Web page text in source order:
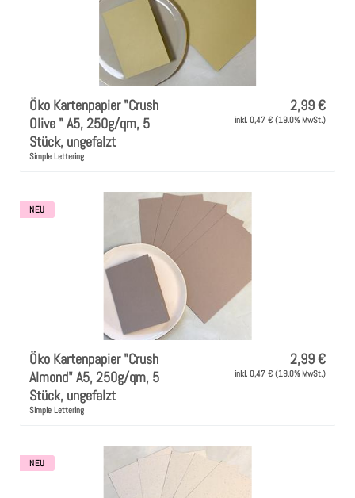
Öko Kartenpapier "Crush
Olive " A5, 250g/qm, 5
Stück, ungefalzt
Simple Lettering
2,99 €
inkl. 0,47 € (19.0% MwSt.)
NEU
Öko Kartenpapier "Crush
Almond" A5, 250g/qm, 5
Stück, ungefalzt
Simple Lettering
2,99 €
inkl. 0,47 € (19.0% MwSt.)
NEU